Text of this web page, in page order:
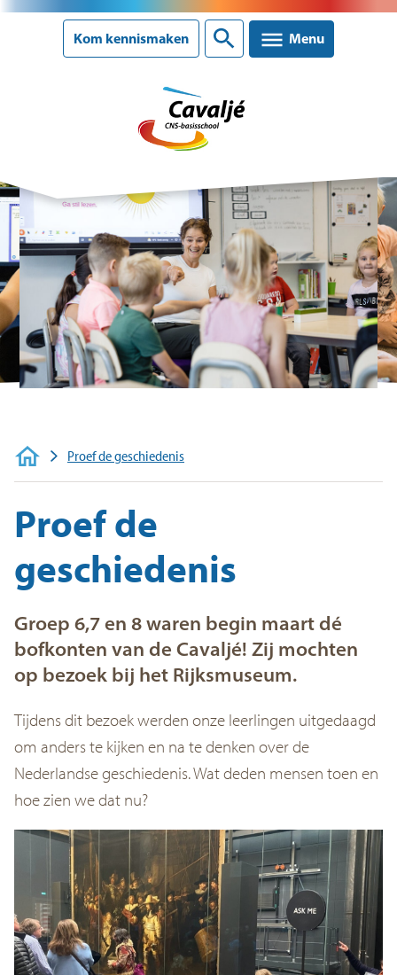
Kom kennismaken Menu
Onze school
Ons onderwijs
Ouderinformatie
Nieuws
Agenda
Contact Proef de geschiedenis
Proef de
geschiedenis
Groep 6,7 en 8 waren begin maart dé
bofkonten van de Cavaljé! Zij mochten
op bezoek bij het Rijksmuseum.
Tijdens dit bezoek werden onze leerlingen uitgedaagd
om anders te kijken en na te denken over de
Nederlandse geschiedenis. Wat deden mensen toen en
hoe zien we dat nu?